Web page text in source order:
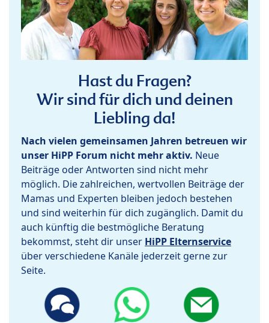
Hast du Fragen?
Wir sind für dich und deinen
Liebling da!
Nach vielen gemeinsamen Jahren betreuen wir
unser HiPP Forum nicht mehr aktiv. Neue
Beiträge oder Antworten sind nicht mehr
möglich. Die zahlreichen, wertvollen Beiträge der
Mamas und Experten bleiben jedoch bestehen
und sind weiterhin für dich zugänglich. Damit du
auch künftig die bestmögliche Beratung
bekommst, steht dir unser HiPP Elternservice
über verschiedene Kanäle jederzeit gerne zur
Seite.